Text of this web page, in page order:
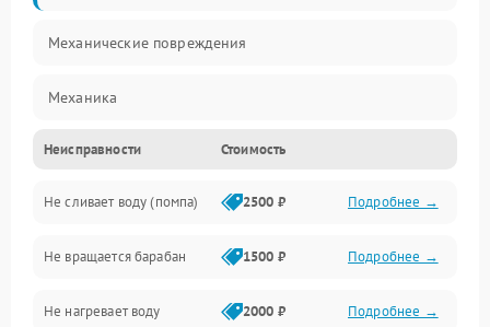
Механические повреждения
Механика
Электропитание
Водоснабжение
Слив
Программное обеспечение
Неисправности Стоимость
Не сливает воду (помпа) 2500 ₽ Подробнее →
Не вращается барабан 1500 ₽ Подробнее →
Не нагревает воду 2000 ₽ Подробнее →